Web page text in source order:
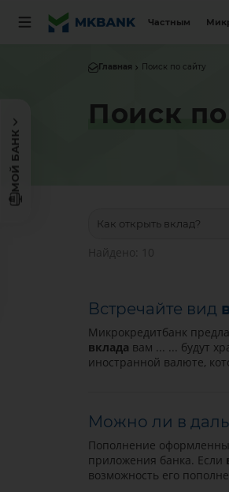
Частным
МОЙ БАНК
Главная Поиск по сайту
Поиск
Найдено: 10
Встречайте вид
Микрокредитбанк
вклада вам ... ... будут
иностранной валюте,
Можно ли в
Пополнение
приложения банка. Если
возможность его